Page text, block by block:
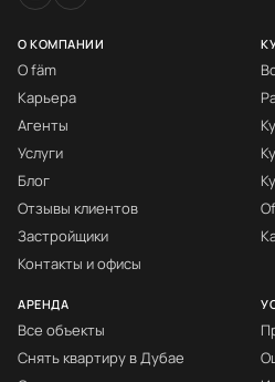
О КОМПАНИИ
О fäm
Карьера
Агенты
Услуги
Блог
Отзывы клиентов
Застройщики
Контакты и офисы
АРЕНДА
Все объекты
Снять квартиру в Дубае